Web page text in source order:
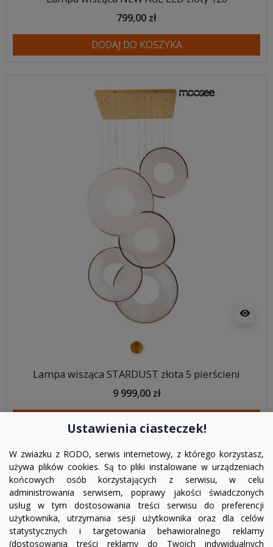
799,00 zł
DODAJ DO KOSZYKA
visibility
złoty
Lampa wisząca STARDUST złota 5 pierścieni
9 999,00 zł
Ustawienia ciasteczek!
W zwiazku z RODO, serwis internetowy, z którego korzystasz,
używa plików cookies. Są to pliki instalowane w urządzeniach
końcowych osób korzystających z serwisu, w celu
administrowania serwisem, poprawy jakości świadczonych
usług w tym dostosowania treści serwisu do preferencji
użytkownika, utrzymania sesji użytkownika oraz dla celów
statystycznych i targetowania behawioralnego reklamy
(dostosowania treści reklamy do Twoich indywidualnych